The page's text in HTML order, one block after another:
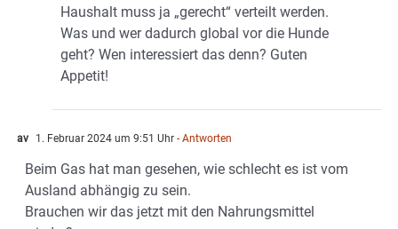
Haushalt muss ja „gerecht“ verteilt werden.
Was und wer dadurch global vor die Hunde
geht? Wen interessiert das denn? Guten
Appetit!
av 1. Februar 2024 um 9:51 Uhr - Antworten
Beim Gas hat man gesehen, wie schlecht es ist vom
Ausland abhängig zu sein.
Brauchen wir das jetzt mit den Nahrungsmittel